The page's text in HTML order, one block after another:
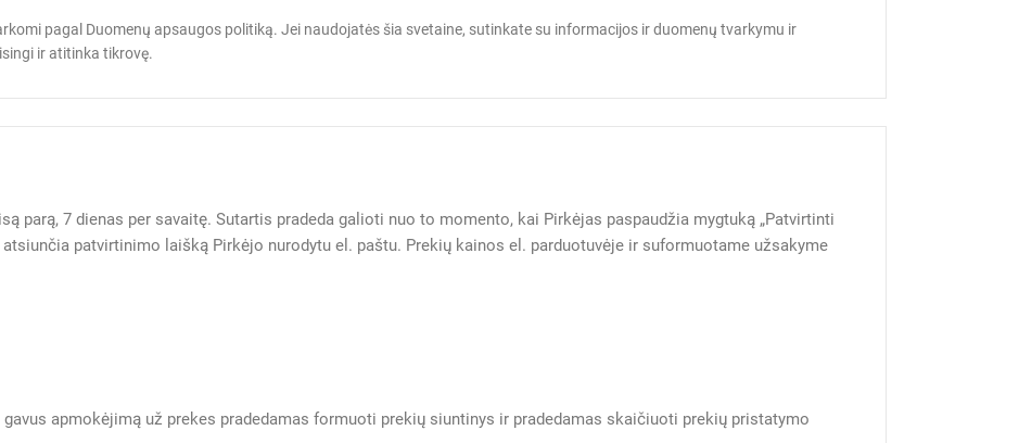
pagal Duomenų apsaugos politiką. Jei naudojatės šia svetaine, sutinkate su informacijos ir duomenų tvarkymu ir
ir atitinka tikrovę.
parą, 7 dienas per savaitę. Sutartis pradeda galioti nuo to momento, kai Pirkėjas paspaudžia mygtuką „Patvirtinti
patvirtinimo laišką Pirkėjo nurodytu el. paštu. Prekių kainos el. parduotuvėje ir suformuotame užsakyme
apmokėjimą už prekes pradedamas formuoti prekių siuntinys ir pradedamas skaičiuoti prekių pristatymo